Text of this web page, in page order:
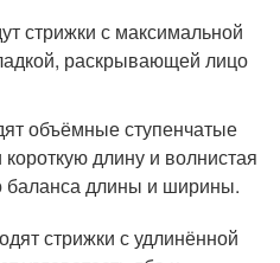
стрижки с максимальной
раскрывающей лицо
объёмные ступенчатые
длину и волнистая
баланса длины и ширины.
стрижки с удлинённой